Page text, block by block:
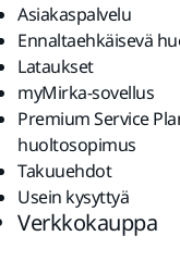
Asiakaspalvelu
Ennaltaehkäisevä
Lataukset
myMirka-sovellus
Premium Service
huoltosopimus
Takuuehdot
Usein kysyttyä
Verkkokauppa